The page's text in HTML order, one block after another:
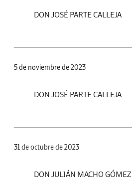
DON JOSÉ PARTE CALLEJA
5 de noviembre de 2023
DON JOSÉ PARTE CALLEJA
31 de octubre de 2023
DON JULIÁN MACHO GÓMEZ